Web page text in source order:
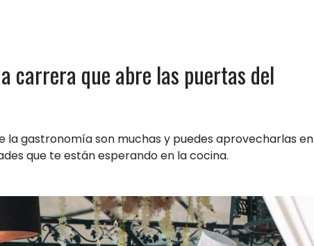
carrera que abre las puertas del
la gastronomía son muchas y puedes aprovecharlas en
que te están esperando en la cocina.